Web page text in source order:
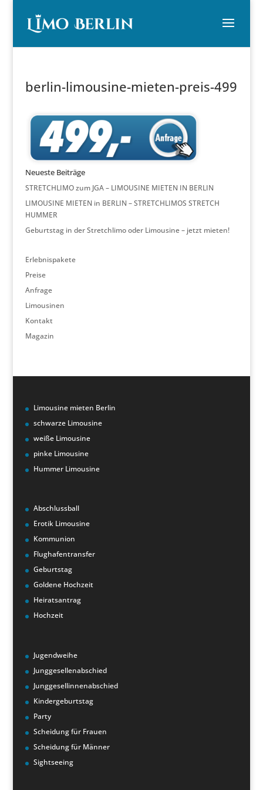
berlin-limousine-mieten-preis-499
Neueste Beiträge
STRETCHLIMO zum JGA – LIMOUSINE MIETEN IN BERLIN
LIMOUSINE MIETEN in BERLIN – STRETCHLIMOS STRETCH
HUMMER
Geburtstag in der Stretchlimo oder Limousine – jetzt mieten!
Erlebnispakete
Preise
Anfrage
Limousinen
Kontakt
Magazin
Limousine mieten Berlin
schwarze Limousine
weiße Limousine
pinke Limousine
Hummer Limousine
Abschlussball
Erotik Limousine
Kommunion
Flughafentransfer
Geburtstag
Goldene Hochzeit
Heiratsantrag
Hochzeit
Jugendweihe
Junggesellenabschied
Junggesellinnenabschied
Kindergeburtstag
Party
Scheidung für Frauen
Scheidung für Männer
Sightseeing